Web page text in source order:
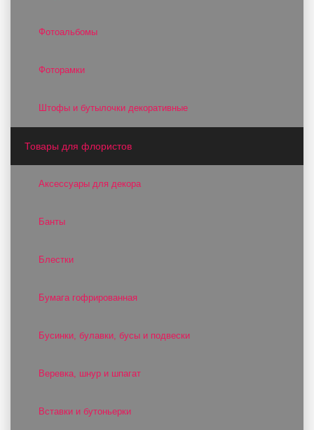
Фотоальбомы
Фоторамки
Штофы и бутылочки декоративные
Товары для флористов
Аксессуары для декора
Банты
Блестки
Бумага гофрированная
Бусинки, булавки, бусы и подвески
Веревка, шнур и шпагат
Вставки и бутоньерки